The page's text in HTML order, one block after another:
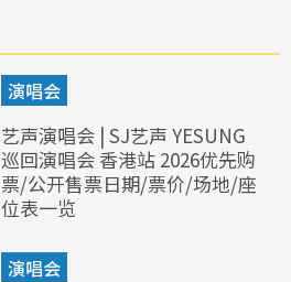
演唱会
艺声演唱会 | SJ艺声 YESUNG
巡回演唱会 香港站 2026优先购
票/公开售票日期/票价/场地/座
位表一览
演唱会